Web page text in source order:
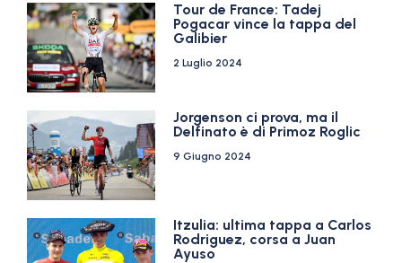
Tour de France: Tadej
Pogacar vince la tappa del
Galibier
2 Luglio 2024
Jorgenson ci prova, ma il
Delfinato è di Primoz Roglic
9 Giugno 2024
Itzulia: ultima tappa a Carlos
Rodriguez, corsa a Juan
Ayuso